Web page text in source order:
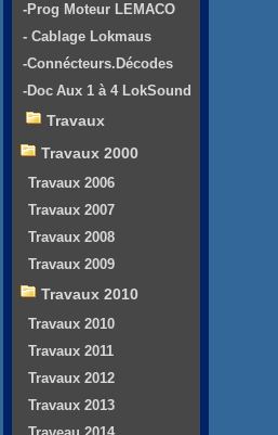
-Prog Moteur LEMACO
- Cablage Lokmaus
-Connécteurs.Décodes
-Doc Aux 1 à 4 LokSound
Travaux
Travaux 2000
Travaux 2006
Travaux 2007
Travaux 2008
Travaux 2009
Travaux 2010
Travaux 2010
Travaux 2011
Travaux 2012
Travaux 2013